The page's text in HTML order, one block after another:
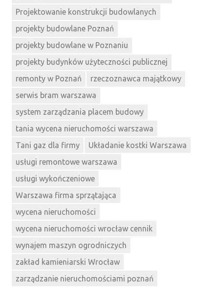
Projektowanie konstrukcji budowlanych
projekty budowlane Poznań
projekty budowlane w Poznaniu
projekty budynków użyteczności publicznej
remonty w Poznań
rzeczoznawca majątkowy
serwis bram warszawa
system zarządzania placem budowy
tania wycena nieruchomości warszawa
Tani gaz dla firmy
Układanie kostki Warszawa
usługi remontowe warszawa
usługi wykończeniowe
Warszawa firma sprzątająca
wycena nieruchomości
wycena nieruchomości wrocław cennik
wynajem maszyn ogrodniczych
zakład kamieniarski Wrocław
zarządzanie nieruchomościami poznań